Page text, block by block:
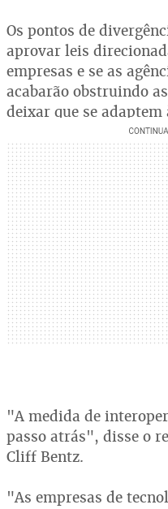
Os pontos de
aprovar leis
empresas e se as
acabarão obstruindo
deixar que se adaptem
"A medida de
passo atrás", disse o
Cliff Bentz.
"As empresas de